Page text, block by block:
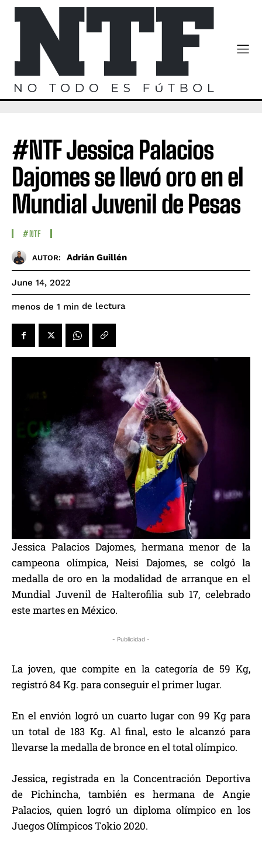
#NTF Jessica Palacios
Dajomes se llevó oro en el
Mundial Juvenil de Pesas
#NTF
AUTOR: Adrián Guillén
June 14, 2022
menos de 1 min de lectura
Jessica Palacios Dajomes, hermana menor de la
campeona olímpica, Neisi Dajomes, se colgó la
medalla de oro en la modalidad de arranque en el
Mundial Juvenil de Halterofilia sub 17, celebrado
este martes en México.
- Publicidad -
La joven, que compite en la categoría de 59 Kg,
registró 84 Kg. para conseguir el primer lugar.
En el envión logró un cuarto lugar con 99 Kg para
un total de 183 Kg. Al final, esto le alcanzó para
llevarse la medalla de bronce en el total olímpico.
Jessica, registrada en la Concentración Deportiva
de Pichincha, también es hermana de Angie
Palacios, quien logró un diploma olímpico en los
Juegos Olímpicos Tokio 2020.